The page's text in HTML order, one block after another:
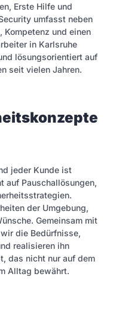
Erste Hilfe und
umfasst neben
Kompetenz und einen
in Karlsruhe
lösungsorientiert auf
seit vielen Jahren.
jeder Kunde ist
auf Pauschallösungen,
der Umgebung,
Gemeinsam mit
die Bedürfnisse,
realisieren ihn
das nicht nur auf dem
Alltag bewährt.